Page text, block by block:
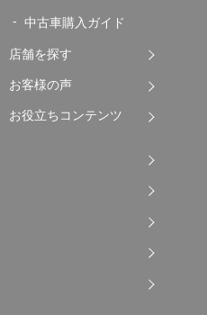
中古車購入ガイド
店舗を探す
お客様の声
お役立ちコンテンツ